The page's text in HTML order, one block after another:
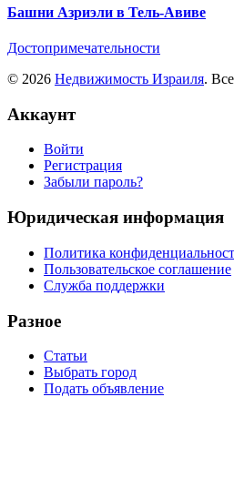
Башни Азриэли в Тель-Авиве
Достопримечательности
© 2026 Недвижимость Израиля.
Аккаунт
Войти
Регистрация
Забыли пароль?
Юридическая информация
Политика
Пользовательское соглашение
Служба поддержки
Разное
Статьи
Выбрать город
Подать объявление